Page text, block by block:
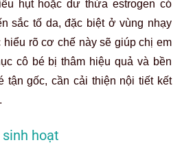
hụt hoặc dư thừa estrogen có
sắc tố da, đặc biệt ở vùng nhạy
rõ cơ chế này sẽ giúp chị em
cô bé bị thâm hiệu quả và bền
tận gốc, cần cải thiện nội tiết kết
hoạt